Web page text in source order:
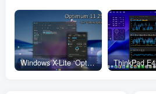
Windows X-Lite ‘Optimum 11’ 25H2 Pro v2